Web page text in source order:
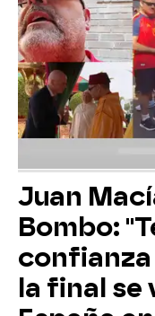
Juan
Bombo:
confianza
la final se